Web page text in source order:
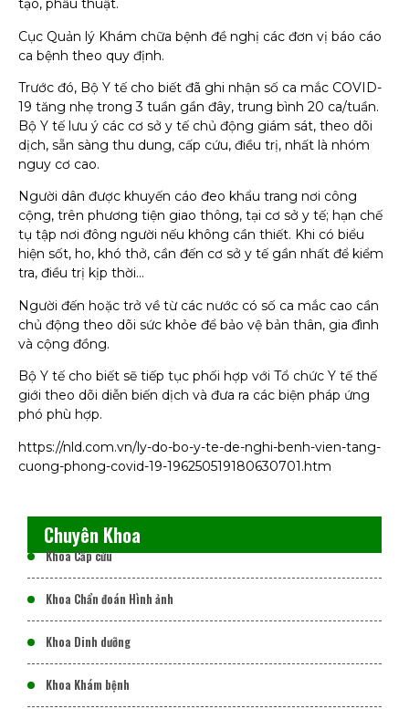
tạo, phẫu thuật.
Cục Quản lý Khám chữa bệnh đề nghị các đơn vị báo cáo
ca bệnh theo quy định.
Trước đó, Bộ Y tế cho biết đã ghi nhận số ca mắc COVID-
19 tăng nhẹ trong 3 tuần gần đây, trung bình 20 ca/tuần.
Bộ Y tế lưu ý các cơ sở y tế chủ động giám sát, theo dõi
dịch, sẵn sàng thu dung, cấp cứu, điều trị, nhất là nhóm
nguy cơ cao.
Người dân được khuyến cáo đeo khẩu trang nơi công
cộng, trên phương tiện giao thông, tại cơ sở y tế; hạn chế
tụ tập nơi đông người nếu không cần thiết. Khi có biểu
hiện sốt, ho, khó thở, cần đến cơ sở y tế gần nhất để kiểm
tra, điều trị kịp thời…
Người đến hoặc trở về từ các nước có số ca mắc cao cần
chủ động theo dõi sức khỏe để bảo vệ bản thân, gia đình
và cộng đồng.
Bộ Y tế cho biết sẽ tiếp tục phối hợp với Tổ chức Y tế thế
giới theo dõi diễn biến dịch và đưa ra các biện pháp ứng
phó phù hợp.
https://nld.com.vn/ly-do-bo-y-te-de-nghi-benh-vien-tang-
cuong-phong-covid-19-196250519180630701.htm
Chuyên Khoa
Khoa Cấp cứu
Khoa Chẩn đoán Hình ảnh
Khoa Dinh dưỡng
Khoa Khám bệnh